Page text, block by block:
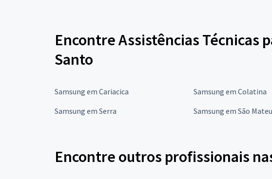
Encontre Assistências Técnicas
Santo
Samsung em Cariacica Samsung em Colatina
Samsung em Serra
Samsung em São
Encontre outros profissionais